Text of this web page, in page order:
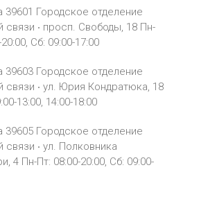
39601 Городское отделение
связи ‧ просп. Свободы, 18 Пн-
Сб: 09:00-17:00
39603 Городское отделение
связи ‧ ул. Юрия Кондратюка, 18
13:00, 14:00-18:00
39605 Городское отделение
связи ‧ ул. Полковника
4 Пн-Пт: 08:00-20:00, Сб: 09:00-